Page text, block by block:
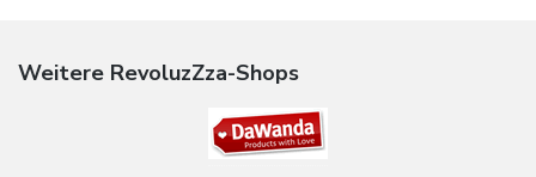
Weitere RevoluzZza-Shops